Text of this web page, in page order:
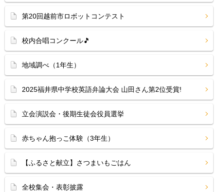
第20回越前市ロボットコンテスト
校内合唱コンクール🎵
地域調べ（1年生）
2025福井県中学校英語弁論大会 山田さん第2位受賞!
立会演説会・後期生徒会役員選挙
赤ちゃん抱っこ体験（3年生）
【ふるさと献立】さつまいもごはん
全校集会・表彰披露